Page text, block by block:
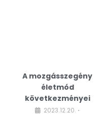
A mozgásszegény
életmód
következményei
2023.12.20. •